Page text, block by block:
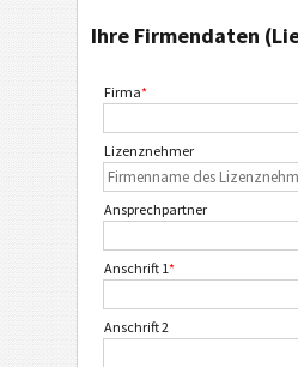
Ihre Firmendaten
Firma*
Lizenznehmer
Ansprechpartner
Anschrift 1*
Anschrift 2